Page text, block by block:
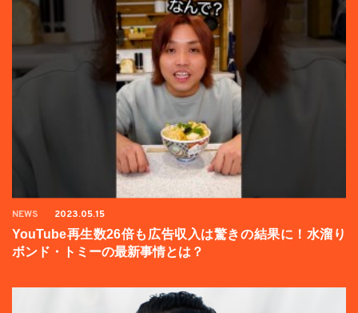
NEWS 2023.05.15
YouTube再生数26倍も広告収入は驚きの結果に！水溜り
ボンド・トミーの最新事情とは？